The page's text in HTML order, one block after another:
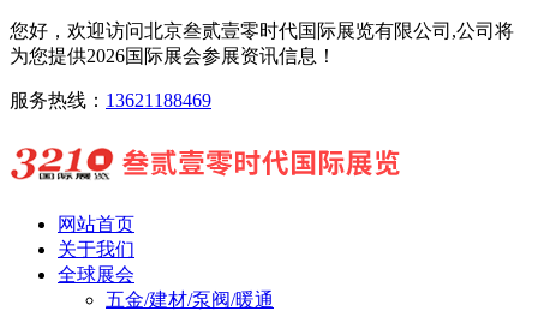
您好，欢迎访问北京叁贰壹零时代国际展览有限公司,公司将
为您提供2026国际展会参展资讯信息！
服务热线： 13621188469
网站首页
关于我们
全球展会
五金/建材/泵阀/暖通